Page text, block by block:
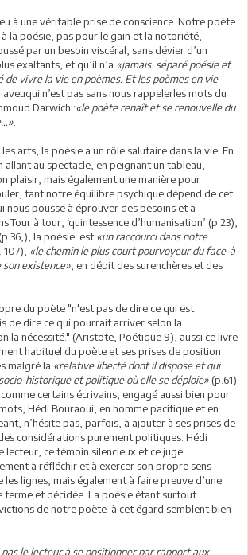
à une véritable prise de conscience. Notre poète
la poésie, pas pour le gain et la notoriété,
par un besoin viscéral, sans dévier d’un
exaltants, et qu’il n’a «jamais séparé poésie et
de vivre la vie en poèmes. Et les poèmes en vie
n’est pas sans nous rappelerles mots du
Darwich :«le poète renaît et se renouvelle du
arts, la poésie a un rôle salutaire dans la vie. En
allant au spectacle, en peignant un tableau,
plaisir, mais également une manière pour
tant notre équilibre psychique dépend de cet
nous pousse à éprouver des besoins et à
à tour, ‘quintessence d’humanisation’ (p.23),
la poésie est«un raccourci dans notre
107), «le chemin le plus court pourvoyeur du face-à-
son existence» , en dépit des surenchères et des
du poète "n'est pas de dire ce qui est
de dire ce qui pourrait arriver selon la
la nécessité." (Aristote, Poétique 9), aussi ce livre
habituel du poète et ses prises de position
malgré la «relative liberté dont il dispose et qui
historique et politique où elle se déploie» (p.61).
certains écrivains, engagé aussi bien pour
Hédi Bouraoui, en homme pacifique et en
n’hésite pas, parfois, à ajouter à ses prises de
considérations purement politiques. Hédi
lecteur, ce témoin silencieux et ce juge
à réfléchir et à exercer son propre sens
les lignes, mais également à faire preuve d’une
ferme et décidée. La poésie étant surtout
de notre poète à cet égard semblent bien
pas le lecteur à se positionner par rapport aux